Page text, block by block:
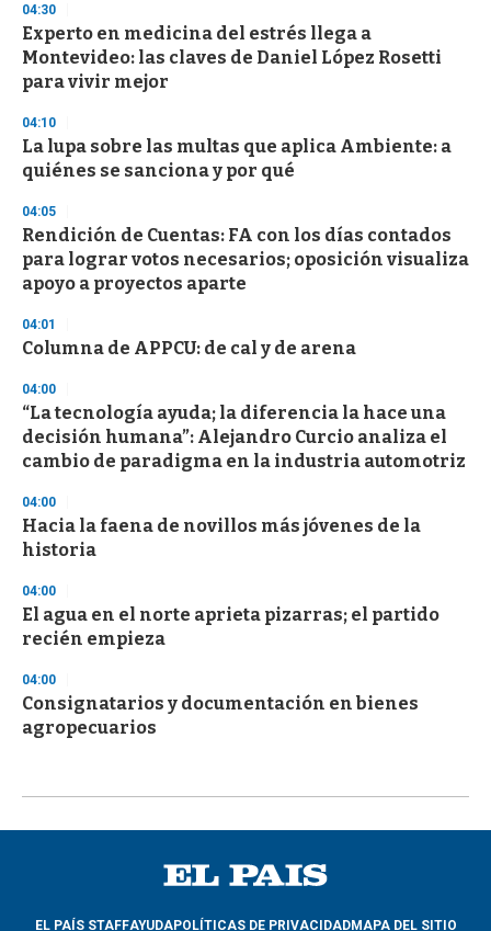
d
s
o
f
3
s
e
c
o
d
s
04:30
Experto en medicina del estrés llega a
Montevideo: las claves de Daniel López Rosetti
para vivir mejor
04:10
La lupa sobre las multas que aplica Ambiente: a
quiénes se sanciona y por qué
04:05
Rendición de Cuentas: FA con los días contados
para lograr votos necesarios; oposición visualiza
apoyo a proyectos aparte
04:01
Columna de APPCU: de cal y de arena
04:00
“La tecnología ayuda; la diferencia la hace una
decisión humana”: Alejandro Curcio analiza el
cambio de paradigma en la industria automotriz
04:00
Hacia la faena de novillos más jóvenes de la
historia
04:00
El agua en el norte aprieta pizarras; el partido
recién empieza
04:00
Consignatarios y documentación en bienes
agropecuarios
EL PAÍS STAFFAYUDAPOLÍTICAS DE PRIVACIDADMAPA DEL SITIO